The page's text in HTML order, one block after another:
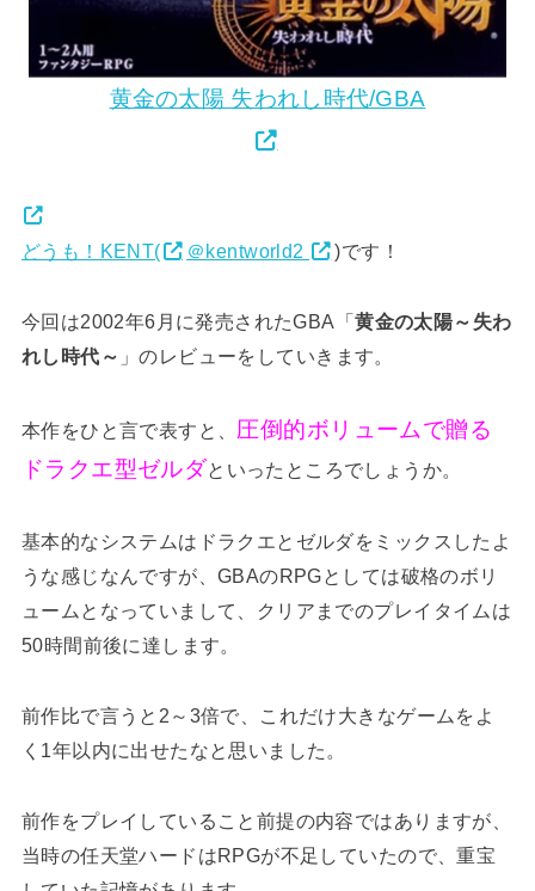
黄金の太陽 失われし時代/GBA
どうも！KENT( ＠kentworld2 )です！
今回は2002年6月に発売されたGBA「黄金の太陽～失わ
れし時代～ 」のレビューをしていきます。
本作をひと言で表すと、 圧倒的ボリュームで贈る
ドラクエ型ゼルダといったところでしょうか。
基本的なシステムはドラクエとゼルダをミックスしたよ
うな感じなんですが、GBAのRPGとしては破格のボリ
ュームとなっていまして、クリアまでのプレイタイムは
50時間前後に達します。
前作比で言うと2～3倍で、これだけ大きなゲームをよ
く1年以内に出せたなと思いました。
前作をプレイしていること前提の内容ではありますが、
当時の任天堂ハードはRPGが不足していたので、重宝